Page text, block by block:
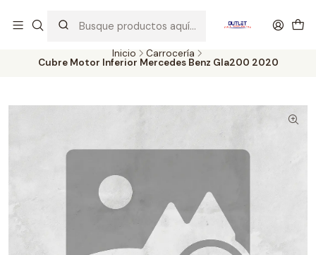
probados con altos estándares de calidad.
Inicio Carrocería
Cubre Motor Inferior Mercedes Benz Gla200 2020